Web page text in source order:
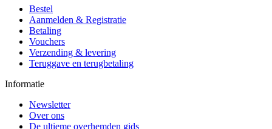
Bestel
Aanmelden & Registratie
Betaling
Vouchers
Verzending & levering
Teruggave en terugbetaling
Informatie
Newsletter
Over ons
De ultieme overhemden gids